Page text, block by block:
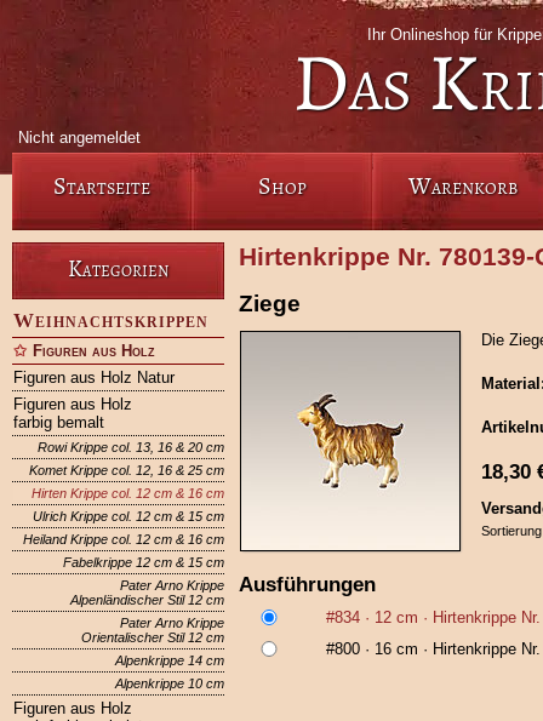
Ihr Onlineshop für
Das
Nicht angemeldet
Startseite Shop Warenkorb
Kategorien
Weihnachtskrippen
Figuren aus Holz
Figuren aus Holz Natur
Figuren aus Holz
farbig bemalt
Rowi Krippe col. 13, 16 & 20 cm
Komet Krippe col. 12, 16 & 25 cm
Hirten Krippe col. 12 cm & 16 cm
Ulrich Krippe col. 12 cm & 15 cm
Heiland Krippe col. 12 cm & 16 cm
Fabelkrippe 12 cm & 15 cm
Pater Arno Krippe
Alpenländischer Stil 12 cm
Pater Arno Krippe
Orientalischer Stil 12 cm
Alpenkrippe 14 cm
Alpenkrippe 10 cm
Figuren aus Holz
Hirtenkrippe Nr.
Ziege
Die
18,30
Ausführungen
#834 · 12 cm · Hirtenkrippe
#800 · 16 cm · Hirtenkrippe